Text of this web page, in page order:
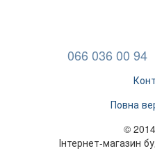
066 036 00 94
Повна
©
Інтернет-магазин